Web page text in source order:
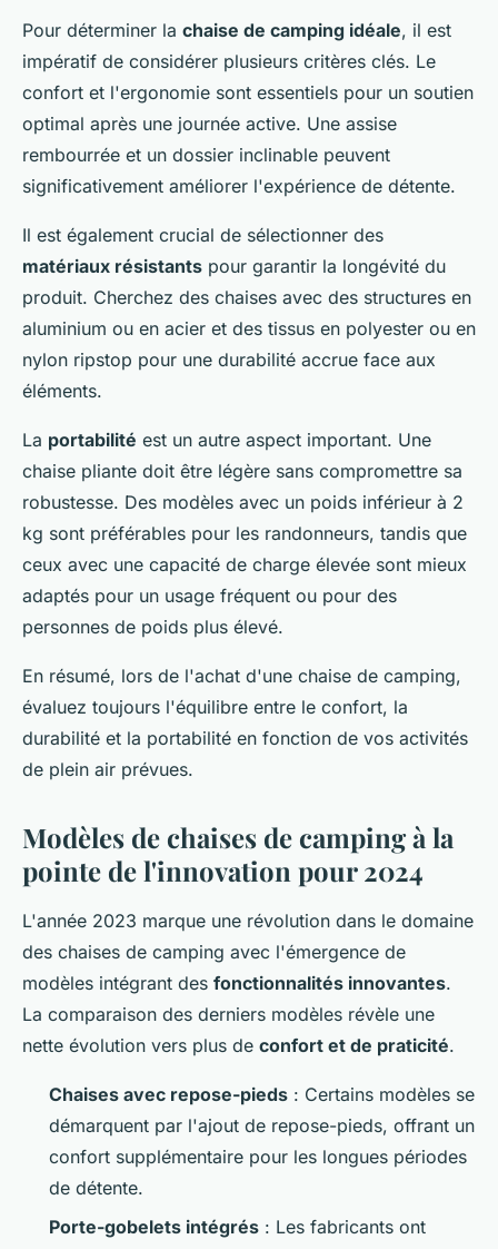
Pour déterminer la chaise de camping idéale, il est
impératif de considérer plusieurs critères clés. Le
confort et l'ergonomie sont essentiels pour un soutien
optimal après une journée active. Une assise
rembourrée et un dossier inclinable peuvent
significativement améliorer l'expérience de détente.
Il est également crucial de sélectionner des
matériaux résistants pour garantir la longévité du
produit. Cherchez des chaises avec des structures en
aluminium ou en acier et des tissus en polyester ou en
nylon ripstop pour une durabilité accrue face aux
éléments.
La portabilité est un autre aspect important. Une
chaise pliante doit être légère sans compromettre sa
robustesse. Des modèles avec un poids inférieur à 2
kg sont préférables pour les randonneurs, tandis que
ceux avec une capacité de charge élevée sont mieux
adaptés pour un usage fréquent ou pour des
personnes de poids plus élevé.
En résumé, lors de l'achat d'une chaise de camping,
évaluez toujours l'équilibre entre le confort, la
durabilité et la portabilité en fonction de vos activités
de plein air prévues.
Modèles de chaises de camping à la
pointe de l'innovation pour 2024
L'année 2023 marque une révolution dans le domaine
des chaises de camping avec l'émergence de
modèles intégrant des fonctionnalités innovantes.
La comparaison des derniers modèles révèle une
nette évolution vers plus de confort et de praticité.
Chaises avec repose-pieds : Certains modèles se
démarquent par l'ajout de repose-pieds, offrant un
confort supplémentaire pour les longues périodes
de détente.
Porte-gobelets intégrés : Les fabricants ont